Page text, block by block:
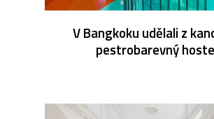
V Bangkoku udělali z
pestrobarevný